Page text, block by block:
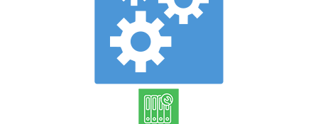
mehr